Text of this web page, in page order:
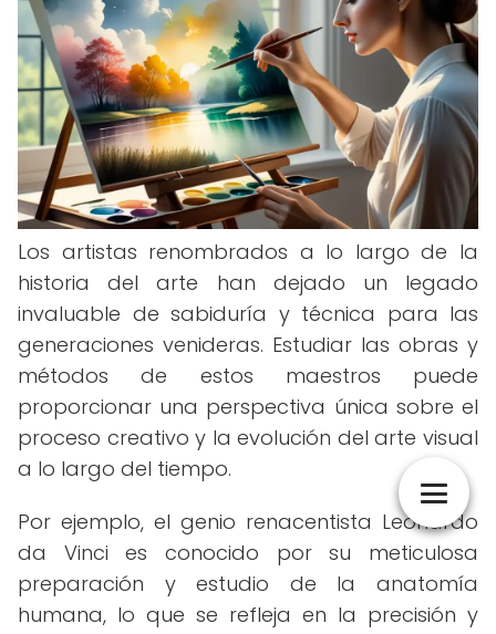
Los artistas renombrados a lo largo de la
historia del arte han dejado un legado
invaluable de sabiduría y técnica para las
generaciones venideras. Estudiar las obras y
métodos de estos maestros puede
proporcionar una perspectiva única sobre el
proceso creativo y la evolución del arte visual
a lo largo del tiempo.
Por ejemplo, el genio renacentista Leonardo
da Vinci es conocido por su meticulosa
preparación y estudio de la anatomía
humana, lo que se refleja en la precisión y